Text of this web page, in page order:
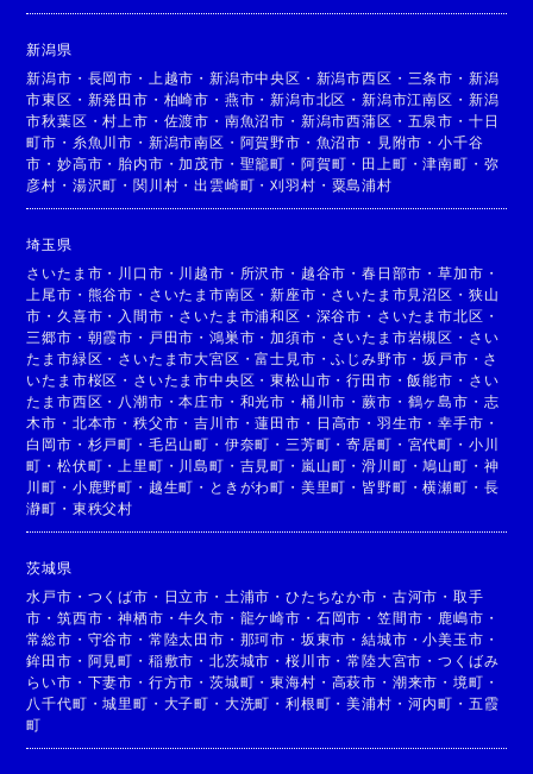
新潟県
新潟市 ・ 長岡市 ・ 上越市 ・新潟市中央区 ・ 新潟市西区 ・ 三条市 ・ 新潟
市東区 ・ 新発田市 ・ 柏崎市 ・ 燕市 ・新潟市北区 ・新潟市江南区 ・ 新潟
市秋葉区 ・村上市 ・ 佐渡市 ・ 南魚沼市 ・ 新潟市西蒲区 ・ 五泉市 ・ 十日
町市 ・ 糸魚川市 ・ 新潟市南区 ・ 阿賀野市 ・ 魚沼市 ・ 見附市 ・小千谷
市 ・妙高市 ・ 胎内市 ・加茂市 ・ 聖籠町 ・ 阿賀町 ・ 田上町 ・津南町 ・ 弥
彦村 ・ 湯沢町 ・関川村 ・出雲崎町 ・刈羽村 ・ 粟島浦村
埼玉県
さいたま市 ・ 川口市 ・ 川越市 ・ 所沢市 ・ 越谷市 ・春日部市 ・草加市 ・
上尾市 ・ 熊谷市 ・ さいたま市南区 ・新座市 ・ さいたま市見沼区 ・ 狭山
市 ・ 久喜市 ・ 入間市 ・ さいたま市浦和区 ・ 深谷市 ・ さいたま市北区 ・
三郷市 ・ 朝霞市 ・ 戸田市 ・鴻巣市 ・加須市 ・ さいたま市岩槻区 ・ さい
たま市緑区 ・ さいたま市大宮区 ・富士見市 ・ふじみ野市 ・坂戸市 ・ さ
いたま市桜区 ・ さいたま市中央区 ・東松山市 ・行田市 ・飯能市 ・ さい
たま市西区 ・ 八潮市 ・本庄市 ・ 和光市 ・ 桶川市 ・蕨市 ・ 鶴ヶ島市 ・ 志
木市 ・ 北本市 ・秩父市 ・吉川市 ・蓮田市 ・ 日高市 ・ 羽生市 ・幸手市 ・
白岡市 ・ 杉戸町 ・ 毛呂山町 ・ 伊奈町 ・ 三芳町 ・寄居町 ・ 宮代町 ・ 小川
町 ・松伏町 ・ 上里町 ・ 川島町 ・ 吉見町 ・ 嵐山町 ・滑川町 ・鳩山町 ・ 神
川町 ・ 小鹿野町 ・ 越生町 ・ ときがわ町 ・ 美里町 ・ 皆野町 ・横瀬町 ・ 長
瀞町 ・ 東秩父村
茨城県
水戸市 ・ つくば市 ・ 日立市 ・ 土浦市 ・ひたちなか市 ・ 古河市 ・ 取手
市 ・筑西市 ・神栖市 ・牛久市 ・ 龍ケ崎市 ・ 石岡市 ・ 笠間市 ・ 鹿嶋市 ・
常総市 ・ 守谷市 ・ 常陸太田市 ・ 那珂市 ・ 坂東市 ・結城市 ・小美玉市 ・
鉾田市 ・ 阿見町 ・ 稲敷市 ・北茨城市 ・桜川市 ・常陸大宮市 ・つくばみ
らい市 ・ 下妻市 ・ 行方市 ・茨城町 ・東海村 ・ 高萩市 ・ 潮来市 ・ 境町 ・
八千代町 ・城里町 ・ 大子町 ・ 大洗町 ・利根町 ・美浦村 ・ 河内町 ・ 五霞
町